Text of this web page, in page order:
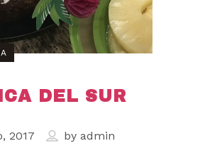
DEL SUR
2017 by admin